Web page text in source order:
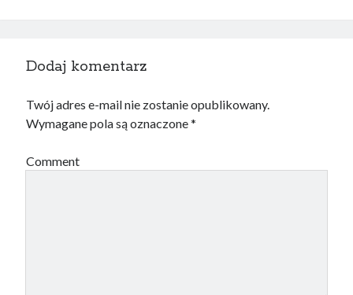
Dodaj komentarz
Twój adres e-mail nie zostanie opublikowany.
Wymagane pola są oznaczone*
Comment